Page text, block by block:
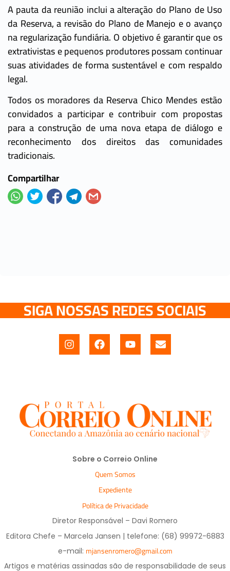
A pauta da reunião inclui a alteração do Plano de Uso
da Reserva, a revisão do Plano de Manejo e o avanço
na regularização fundiária. O objetivo é garantir que os
extrativistas e pequenos produtores possam continuar
suas atividades de forma sustentável e com respaldo
legal.
Todos os moradores da Reserva Chico Mendes estão
convidados a participar e contribuir com propostas
para a construção de uma nova etapa de diálogo e
reconhecimento dos direitos das comunidades
tradicionais.
Compartilhar
SIGA NOSSAS REDES SOCIAIS
Sobre o Correio Online
Quem Somos
Expediente
Política de Privacidade
Diretor Responsável – Davi Romero
Editora Chefe – Marcela Jansen | telefone: (68) 99972-6883
e-mail: mjansenromero@gmail.com
Artigos e matérias assinadas são de responsabilidade de seus